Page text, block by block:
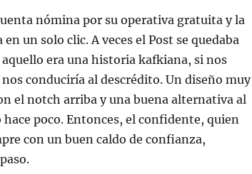
nómina por su operativa gratuita y la
un solo clic. A veces el Post se quedaba
era una historia kafkiana, si nos
conduciría al descrédito. Un diseño muy
el notch arriba y una buena alternativa al
poco. Entonces, el confidente, quien
con un buen caldo de confianza,